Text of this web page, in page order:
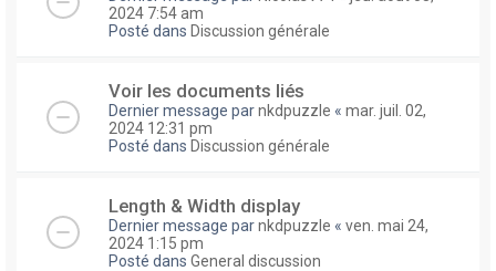
2024 7:54 am
Posté dans Discussion générale
Voir les documents liés
Dernier message parnkdpuzzle « mar. juil. 02,
2024 12:31 pm
Posté dans Discussion générale
Length & Width display
Dernier message parnkdpuzzle « ven. mai 24,
2024 1:15 pm
Posté dans General discussion